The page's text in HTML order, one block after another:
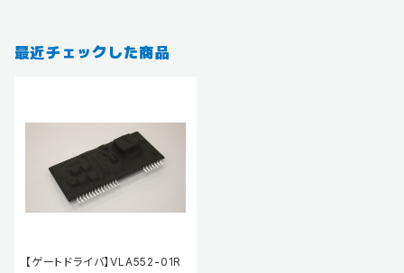
最近チェックした商品
【ゲートドライバ】VLA552-01R